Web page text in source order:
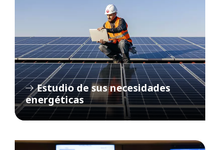
Estudio de sus necesidades
energéticas